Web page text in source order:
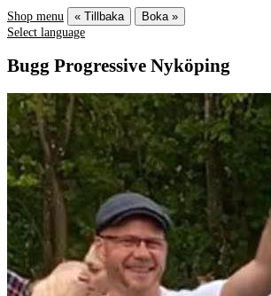
Shop menu « Tillbaka
Boka »
Select language
Bugg Progressive Nyköping